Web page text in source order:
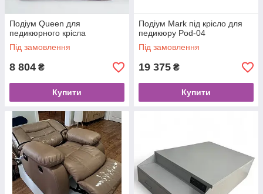
Подіум Queen для
педикюрного крісла
Під замовлення
8 804 ₴
Купити
Подіум Mark під крісло для
педикюру Pod-04
Під замовлення
19 375 ₴
Купити